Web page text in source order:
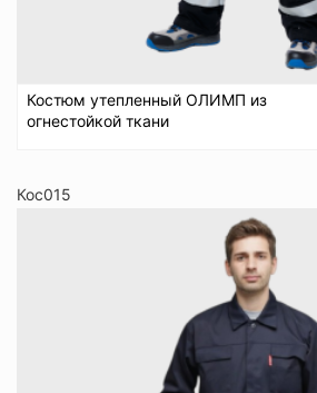
Костюм утепленный ОЛИМП из
огнестойкой ткани
Кос015